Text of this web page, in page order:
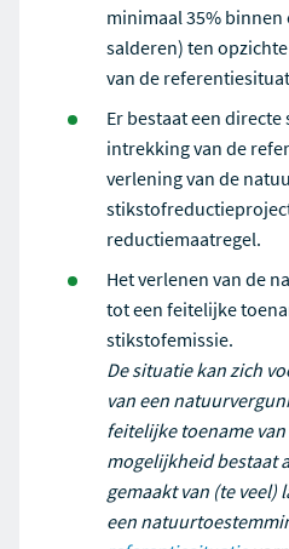
minimaal 35%
salderen) ten
van de
Er bestaat een
intrekking van de
verlening van de
reductiemaatregel.
Het verlenen van de
tot een feitelijke
stikstofemissie.
De situatie kan zich
van een
feitelijke toename
mogelijkheid bestaat
gemaakt van (te
een